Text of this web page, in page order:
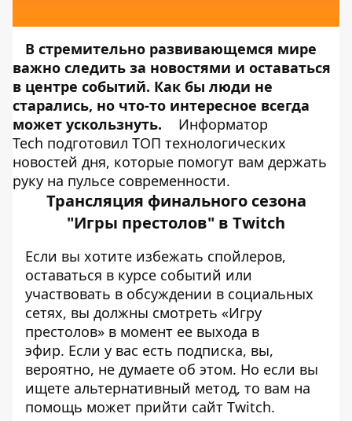
В стремительно развивающемся мире
важно следить за новостями и оставаться
в центре событий. Как бы люди не
старались, но что-то интересное всегда
может ускользнуть.
Информатор
Tech подготовил ТОП технологических
новостей дня, которые помогут вам держать
руку на пульсе современности.
Трансляция финального сезона
"Игры престолов" в Twitch
Если вы хотите избежать спойлеров,
оставаться в курсе событий или
участвовать в обсуждении в социальных
сетях, вы должны смотреть «Игру
престолов» в момент ее выхода в
эфир. Если у вас есть подписка, вы,
вероятно, не думаете об этом. Но если вы
ищете альтернативный метод, то вам на
помощь может прийти сайт Twitch.